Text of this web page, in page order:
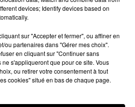
PÉDESTRE
à 8h30 à Gommerville :
Deux parcours au choix.
devices; Identify devices based on
sur "Accepter et fermer", ou affiner en
ou partenaires dans "Gérer mes choix".
en cliquant sur "Continuer sans
ne s'appliqueront que pour ce site. Vous
ou retirer votre consentement à tout
cookies" situé en bas de chaque page.